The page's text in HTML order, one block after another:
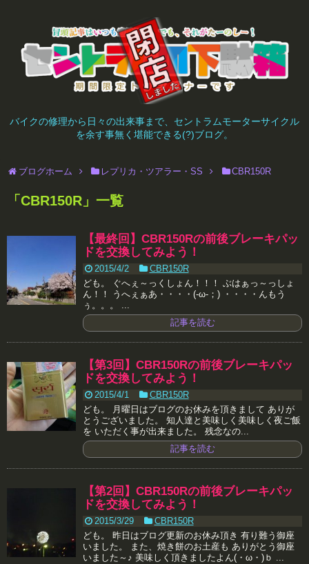
バイクの修理から日々の出来事まで、セントラムモーターサイクル
を余す事無く堪能できる(?)ブログ。
ブログホーム レプリカ・ツアラー・SS CBR150R
「 CBR150R 」 一覧
【最終回】CBR150Rの前後ブレーキパッ
ドを交換してみよう！
2015/4/2
CBR150R
ども。 ぐへぇ～っくしょん！！！ ぶはぁっ～っしょ
ん！！ うへぇぁあ・・・・(-ω-；) ・・・・んもう
ぅ。。。 ...
記事を読む
【第3回】CBR150Rの前後ブレーキパッ
ドを交換してみよう！
2015/4/1
CBR150R
ども。 月曜日はブログのお休みを頂きまして ありが
とうございました。 知人達と美味しく美味しく夜ご飯
を いただく事が出来ました。 残念なの...
記事を読む
【第2回】CBR150Rの前後ブレーキパッ
ドを交換してみよう！
2015/3/29
CBR150R
ども。 昨日はブログ更新のお休み頂き 有り難う御座
いました。 また、焼き餅のお土産も ありがとう御座
いました～♪ 美味しく頂きましたよん(・ω・)ｂ ...